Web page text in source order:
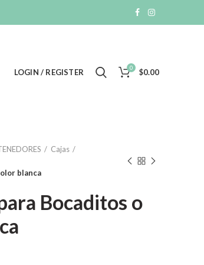
LOGIN / REGISTER 0 $0.00
Cajas
blanca
Bocaditos o